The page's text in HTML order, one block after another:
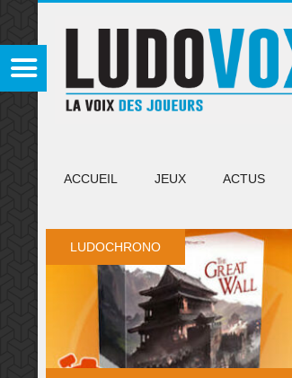
ACCUEIL JEUX ACTUS
LUDOCHRONO